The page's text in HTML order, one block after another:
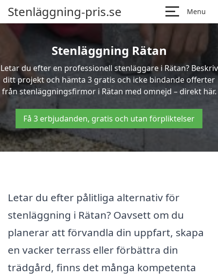
Stenläggning-pris.se Menu
Stenläggning Rätan
Letar du efter en professionell stenläggare i Rätan? Beskriv
ditt projekt och hämta 3 gratis och icke bindande offerter
från stenläggningsfirmor i Rätan med omnejd – direkt här.
Få 3 erbjudanden, gratis och utan förpliktelser
Letar du efter pålitliga alternativ för
stenläggning i Rätan? Oavsett om du
planerar att förvandla din uppfart, skapa
en vacker terrass eller förbättra din
trädgård, finns det många kompetenta